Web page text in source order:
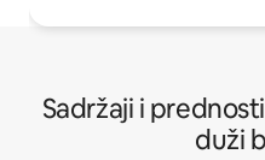
Sadržaji i
duži